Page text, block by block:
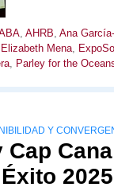
, AHRB, Ana
Elizabeth Mena,
, Parley for the
Y
Cap
2025